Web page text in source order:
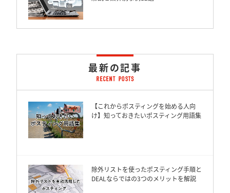
最新の記事
【これからポスティングを始める人向
け】知っておきたいポスティング用語集
除外リストを使ったポスティング手順と
DEALならではの3つのメリットを解説